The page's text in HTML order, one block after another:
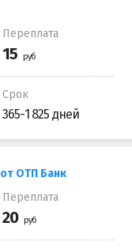
Переплата
Срок
365-1 825 дней
ОТП Банк
Переплата